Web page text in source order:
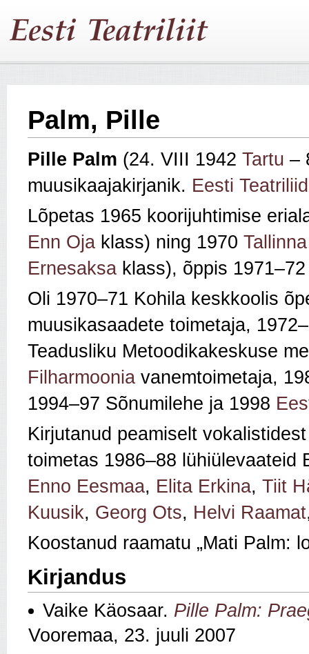
Palm, Pille
Pille Palm (24. VIII 1942 Tartu –
muusikaajakirjanik. Eesti
Lõpetas 1965 koorijuhtimise
Enn Oja klass) ning 1970
Ernesaksa klass), õppis 1971–
Oli 1970–71 Kohila keskkoolis
muusikasaadete toimetaja, 1972–
Teadusliku Metoodikakeskuse
Filharmoonia vanemtoimetaja,
1994–97 Sõnumilehe ja 1998
Kirjutanud peamiselt
toimetas 1986–88 lühiülevaateid
Enno Eesmaa, Elita Erkina, Tiit
Kuusik, Georg Ots, Helvi Raamat
Koostanud raamatu „Mati Palm:
Kirjandus
Vaike Käosaar. Pille Palm:
Vooremaa, 23. juuli 2007